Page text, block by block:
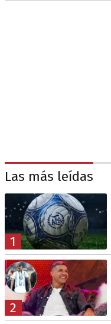
Las más leídas
1
2